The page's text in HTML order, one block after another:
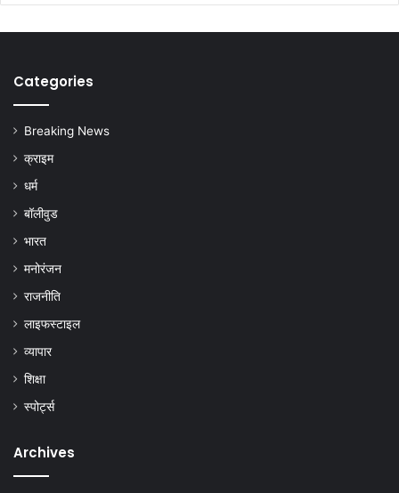
Categories
Breaking News
क्राइम
धर्म
बॉलीवुड
भारत
मनोरंजन
राजनीति
लाइफस्टाइल
व्यापार
शिक्षा
स्पोर्ट्स
Archives